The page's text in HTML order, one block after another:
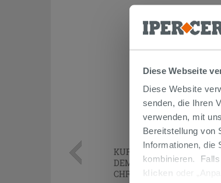
Diese Webseite
Diese Website
senden, die Ihren
verwenden, mit
Bereitstellung von
Informationen, die
kombinieren.
klicken
oder
KURVENPAAR ZUR
DEM WASCHBECKEN 45°
CHROM